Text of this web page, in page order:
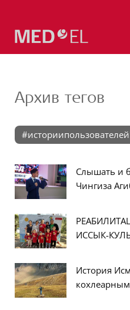
Архив тегов
Слышать и
Чингиза
ИССЫК-
История